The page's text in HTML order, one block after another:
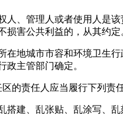
人、管理人或者使用人是
害公共利益的，从其约定
地城市市容和环境卫生行
政主管部门确定。
的责任人应当履行下列责任
搭建、乱张贴、乱涂写、